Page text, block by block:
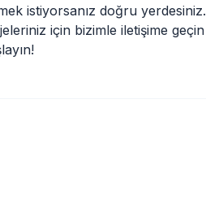
istiyorsanız doğru yerdesiniz.
için bizimle iletişime geçin